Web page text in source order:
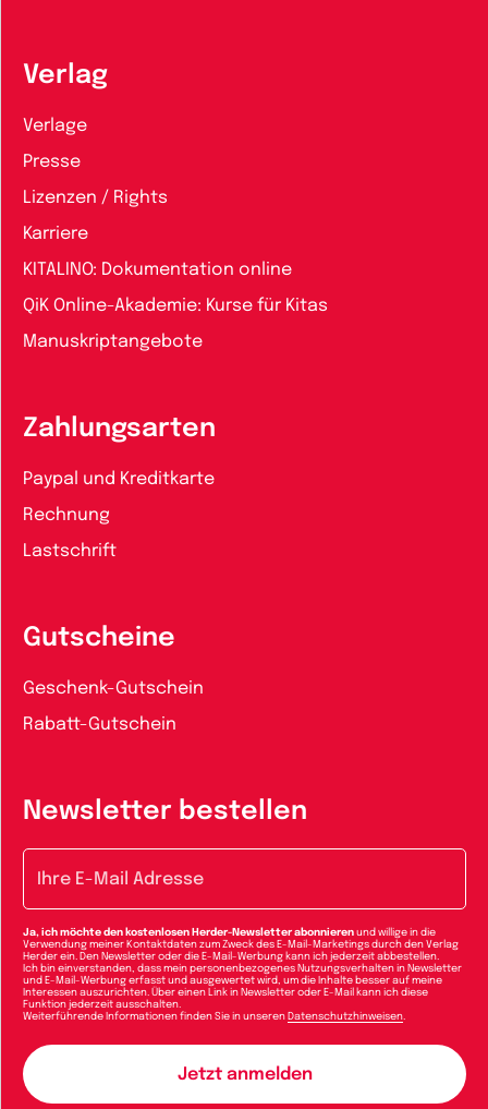
Verlag
Verlage
Presse
Lizenzen / Rights
Karriere
KITALINO: Dokumentation online
QiK Online-Akademie: Kurse für Kitas
Manuskriptangebote
Zahlungsarten
Paypal und Kreditkarte
Rechnung
Lastschrift
Gutscheine
Geschenk-Gutschein
Rabatt-Gutschein
Newsletter bestellen
Ja, ich möchte den kostenlosen Herder-Newsletter abonnieren und willige in die
Verwendung meiner Kontaktdaten zum Zweck des E-Mail-Marketings durch den Verlag
Herder ein. Den Newsletter oder die E-Mail-Werbung kann ich jederzeit abbestellen.
Ich bin einverstanden, dass mein personenbezogenes Nutzungsverhalten in Newsletter
und E-Mail-Werbung erfasst und ausgewertet wird, um die Inhalte besser auf meine
Interessen auszurichten. Über einen Link in Newsletter oder E-Mail kann ich diese
Funktion jederzeit ausschalten.
Weiterführende Informationen finden Sie in unseren Datenschutzhinweisen.